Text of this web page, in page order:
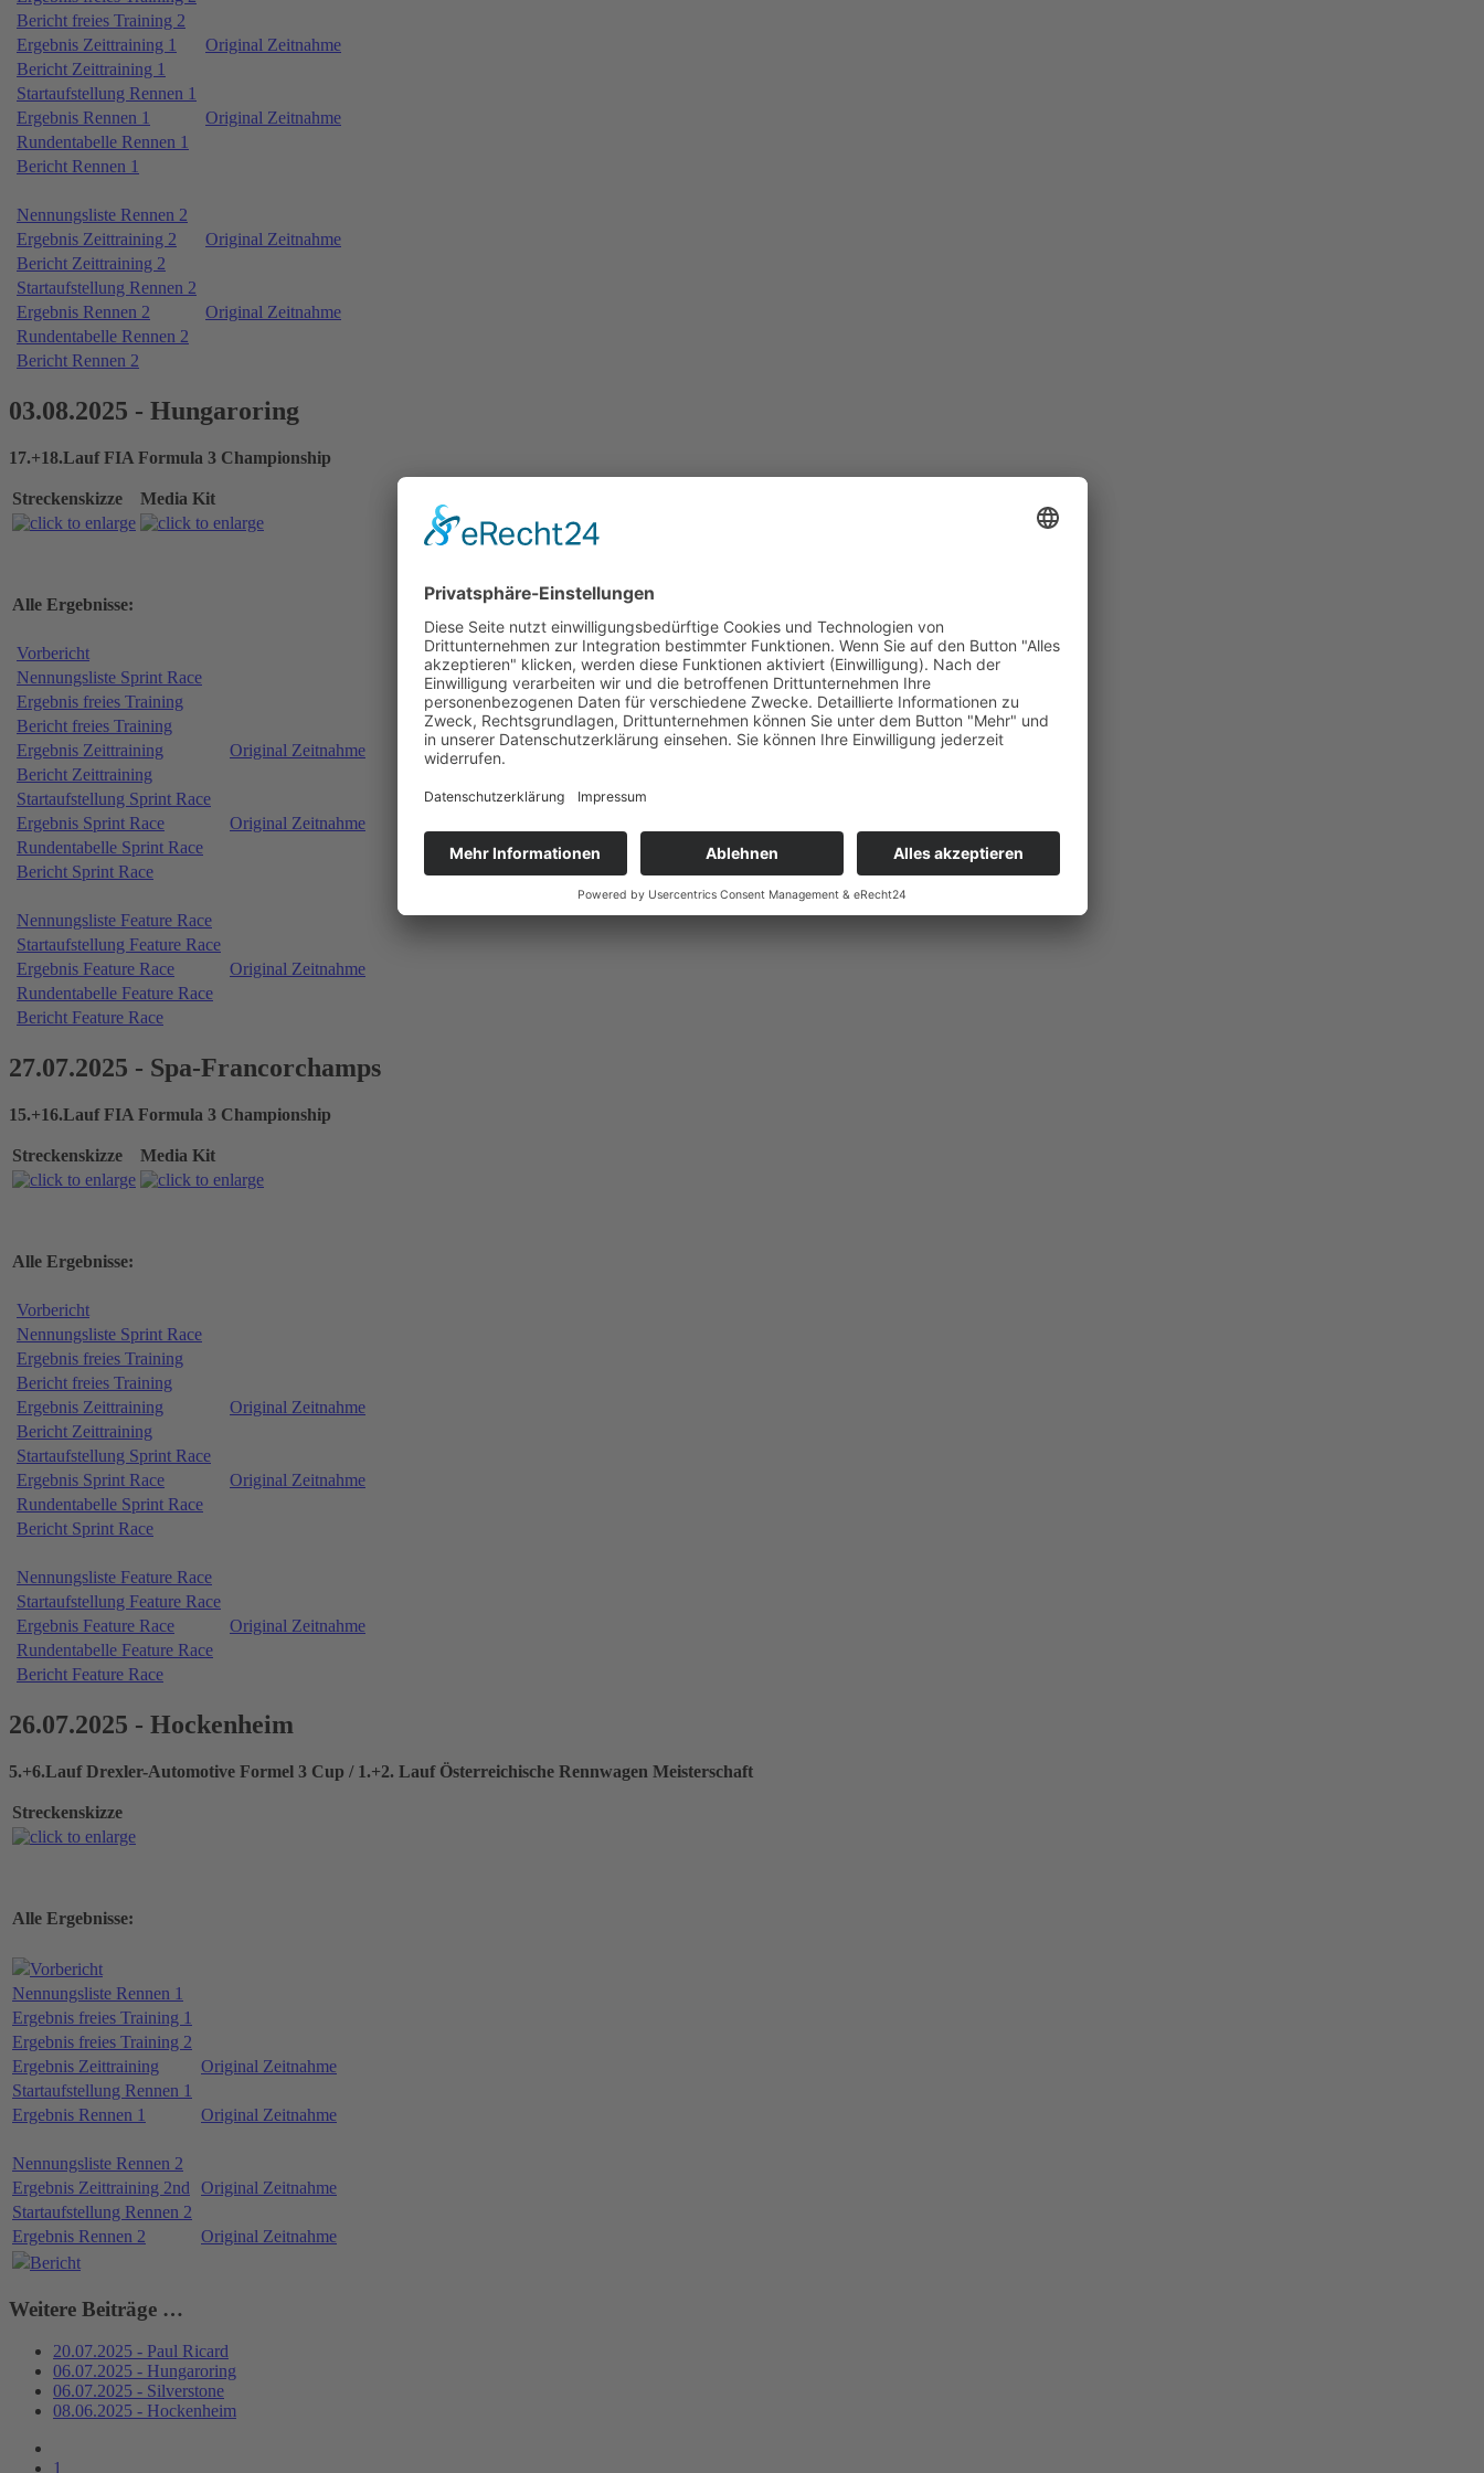
Bericht freies Training 2
Ergebnis Zeittraining 1
Original Zeitnahme
Bericht Zeittraining 1
Startaufstellung Rennen 1
Ergebnis Rennen 1
Original Zeitnahme
Rundentabelle Rennen 1
Bericht Rennen 1
Nennungsliste Rennen 2
Ergebnis Zeittraining 2
Original Zeitnahme
Bericht Zeittraining 2
Startaufstellung Rennen 2
Ergebnis Rennen 2
Original Zeitnahme
Rundentabelle Rennen 2
Bericht Rennen 2
03.08.2025 - Hungaroring
17.+18.Lauf FIA Formula 3 Championship
Streckenskizze Media Kit
Alle Ergebnisse:
Vorbericht
Nennungsliste Sprint Race
Ergebnis freies Training
Bericht freies Training
Ergebnis Zeittraining
Original Zeitnahme
Bericht Zeittraining
Startaufstellung Sprint Race
Ergebnis Sprint Race
Original Zeitnahme
Rundentabelle Sprint Race
Bericht Sprint Race
Nennungsliste Feature Race
Startaufstellung Feature Race
Ergebnis Feature Race
Original Zeitnahme
Rundentabelle Feature Race
Bericht Feature Race
27.07.2025 - Spa-Francorchamps
15.+16.Lauf FIA Formula 3 Championship
Streckenskizze Media Kit
Alle Ergebnisse:
Vorbericht
Nennungsliste Sprint Race
Ergebnis freies Training
Bericht freies Training
Ergebnis Zeittraining
Original Zeitnahme
Bericht Zeittraining
Startaufstellung Sprint Race
Ergebnis Sprint Race
Original Zeitnahme
Rundentabelle Sprint Race
Bericht Sprint Race
Nennungsliste Feature Race
Startaufstellung Feature Race
Ergebnis Feature Race
Original Zeitnahme
Rundentabelle Feature Race
Bericht Feature Race
26.07.2025 - Hockenheim
5.+6.Lauf Drexler-Automotive Formel 3 Cup / 1.+2. Lauf Österreichische Rennwagen Meisterschaft
Streckenskizze
Alle Ergebnisse:
Vorbericht
Nennungsliste Rennen 1
Ergebnis freies Training 1
Ergebnis freies Training 2
Ergebnis Zeittraining
Original Zeitnahme
Startaufstellung Rennen 1
Ergebnis Rennen 1
Original Zeitnahme
Nennungsliste Rennen 2
Ergebnis Zeittraining 2nd
Original Zeitnahme
Startaufstellung Rennen 2
Ergebnis Rennen 2
Original Zeitnahme
Bericht
Weitere Beiträge …
20.07.2025 - Paul Ricard
06.07.2025 - Hungaroring
06.07.2025 - Silverstone
08.06.2025 - Hockenheim
1